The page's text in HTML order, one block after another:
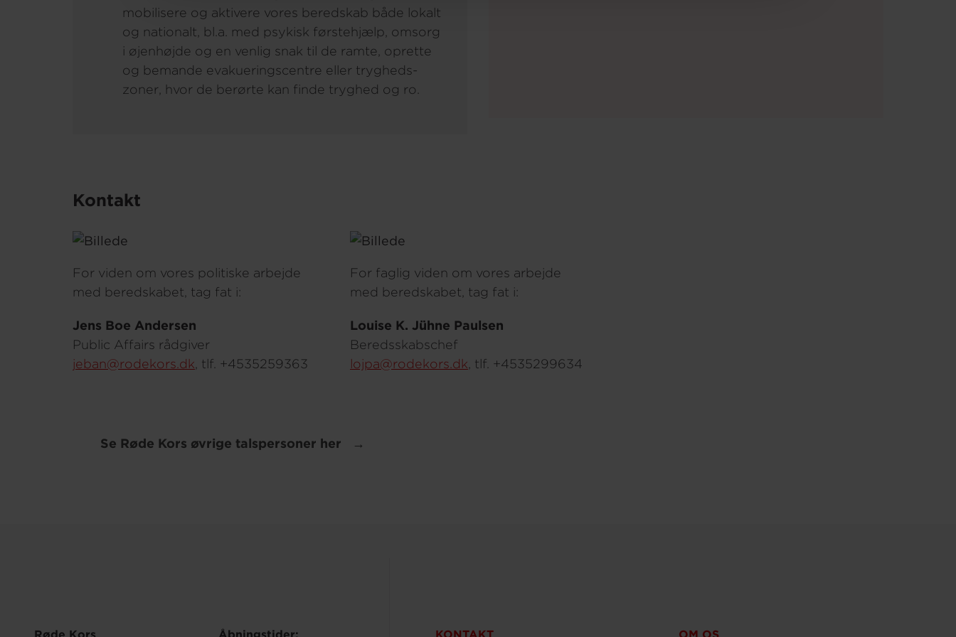
mobilisere og aktivere vores beredskab både lokalt
og nationalt, bl.a. med psykisk førstehjælp, omsorg
i øjenhøjde og en venlig snak til de ramte, oprette
og bemande evakueringscentre eller trygheds-
zoner, hvor de berørte kan finde tryghed og ro.
Kontakt
For viden om vores politiske arbejde
med beredskabet, tag fat i:
Jens Boe Andersen
Public Affairs rådgiver
jeban@rodekors.dk , tlf. +4535259363
For faglig viden om vores arbejde
med beredskabet, tag fat i:
Louise K. Jühne Paulsen
Beredsskabschef
lojpa@rodekors.dk , tlf. +4535299634
Se Røde Kors øvrige talspersoner her